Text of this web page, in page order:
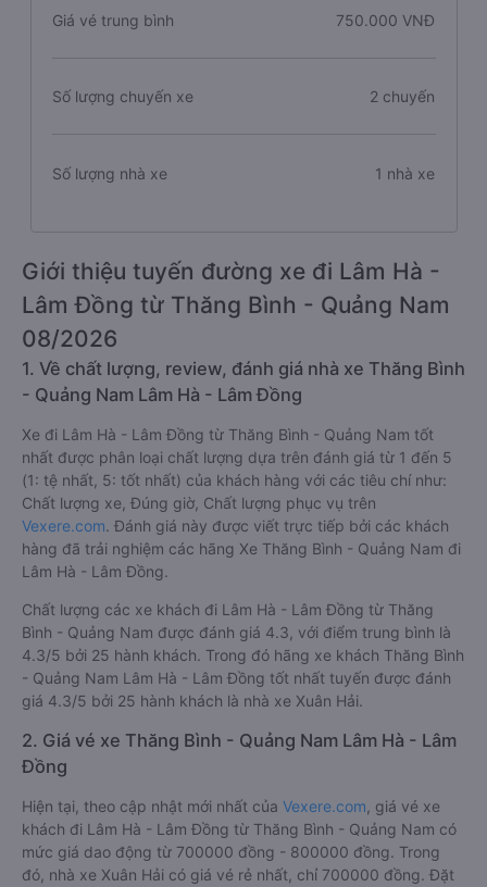
Giá vé trung bình 750.000 VNĐ
Số lượng chuyến xe 2 chuyến
Số lượng nhà xe 1 nhà xe
Giới thiệu tuyến đường xe đi Lâm Hà -
Lâm Đồng từ Thăng Bình - Quảng Nam
08/2026
1. Về chất lượng, review, đánh giá nhà xe Thăng Bình
- Quảng Nam Lâm Hà - Lâm Đồng
Xe đi Lâm Hà - Lâm Đồng từ Thăng Bình - Quảng Nam tốt
nhất được phân loại chất lượng dựa trên đánh giá từ 1 đến 5
(1: tệ nhất, 5: tốt nhất) của khách hàng với các tiêu chí như:
Chất lượng xe, Đúng giờ, Chất lượng phục vụ trên
Vexere.com. Đánh giá này được viết trực tiếp bởi các khách
hàng đã trải nghiệm các hãng Xe Thăng Bình - Quảng Nam đi
Lâm Hà - Lâm Đồng.
Chất lượng các xe khách đi Lâm Hà - Lâm Đồng từ Thăng
Bình - Quảng Nam được đánh giá 4.3, với điểm trung bình là
4.3/5 bởi 25 hành khách. Trong đó hãng xe khách Thăng Bình
- Quảng Nam Lâm Hà - Lâm Đồng tốt nhất tuyến được đánh
giá 4.3/5 bởi 25 hành khách là nhà xe Xuân Hải.
2. Giá vé xe Thăng Bình - Quảng Nam Lâm Hà - Lâm
Đồng
Hiện tại, theo cập nhật mới nhất của Vexere.com , giá vé xe
khách đi Lâm Hà - Lâm Đồng từ Thăng Bình - Quảng Nam có
mức giá dao động từ 700000 đồng - 800000 đồng. Trong
đó, nhà xe Xuân Hải có giá vé rẻ nhất, chỉ 700000 đồng. Đặt